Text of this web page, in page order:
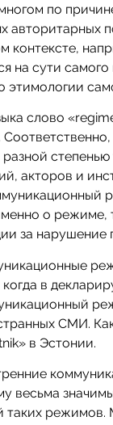
по
авторитарных
контексте,
на сути
этимологии
слово
акторов и
о режиме,
за нарушение
когда в
СМИ.
в Эстонии.
весьма
таких